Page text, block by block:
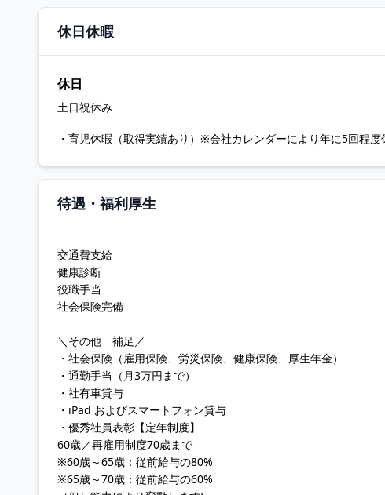
休日休暇
休日
土日祝休み
・育児休暇（取得実績あり）※会社カレンダーにより年に5回程度
待遇・福利厚生
交通費支給
健康診断
役職手当
社会保険完備
＼その他 補足／
・社会保険（雇用保険、労災保険、健康保険、厚生年金）
・通勤手当（月3万円まで）
・社有車貸与
・iPad およびスマートフォン貸与
・優秀社員表彰【定年制度】
60歳／再雇用制度70歳まで
※60歳～65歳：従前給与の80%
※65歳～70歳：従前給与の60%